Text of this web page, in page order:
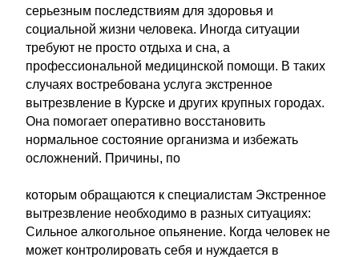
серьезным последствиям для здоровья и
социальной жизни человека. Иногда ситуации
требуют не просто отдыха и сна, а
профессиональной медицинской помощи. В таких
случаях востребована услуга экстренное
вытрезвление в Курске и других крупных городах.
Она помогает оперативно восстановить
нормальное состояние организма и избежать
осложнений. Причины, по
которым обращаются к специалистам Экстренное
вытрезвление необходимо в разных ситуациях:
Сильное алкогольное опьянение. Когда человек не
может контролировать себя и нуждается в